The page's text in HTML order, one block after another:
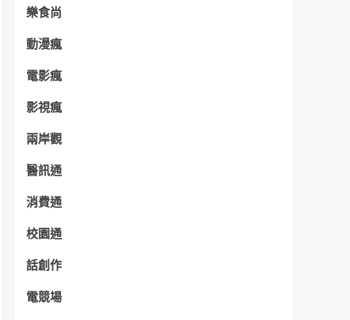
樂食尚
動漫瘋
電影瘋
影視瘋
兩岸觀
醫訊通
消費通
校園通
話創作
電競場